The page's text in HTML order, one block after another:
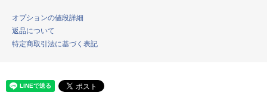
オプションの値段詳細
返品について
特定商取引法に基づく表記